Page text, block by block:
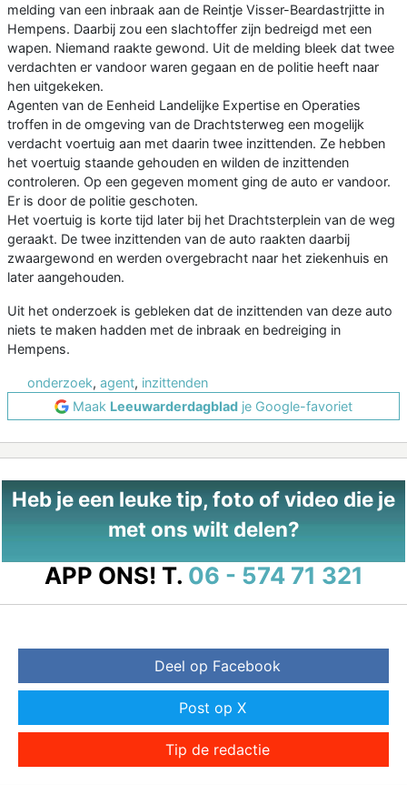
melding van een inbraak aan de Reintje Visser-Beardastrjitte in
Hempens. Daarbij zou een slachtoffer zijn bedreigd met een
wapen. Niemand raakte gewond. Uit de melding bleek dat twee
verdachten er vandoor waren gegaan en de politie heeft naar
hen uitgekeken.
Agenten van de Eenheid Landelijke Expertise en Operaties
troffen in de omgeving van de Drachtsterweg een mogelijk
verdacht voertuig aan met daarin twee inzittenden. Ze hebben
het voertuig staande gehouden en wilden de inzittenden
controleren. Op een gegeven moment ging de auto er vandoor.
Er is door de politie geschoten.
Het voertuig is korte tijd later bij het Drachtsterplein van de weg
geraakt. De twee inzittenden van de auto raakten daarbij
zwaargewond en werden overgebracht naar het ziekenhuis en
later aangehouden.
Uit het onderzoek is gebleken dat de inzittenden van deze auto
niets te maken hadden met de inbraak en bedreiging in
Hempens.
onderzoek, agent, inzittenden
Maak Leeuwarderdagblad je Google-favoriet
Heb je een leuke tip, foto of video die je
met ons wilt delen?
APP ONS! T. 06 - 574 71 321
Deel op Facebook
Post op X
Tip de redactie